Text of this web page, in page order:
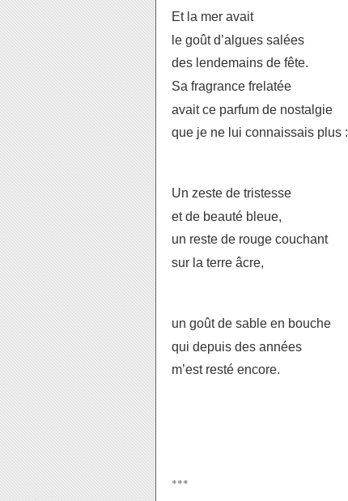
Et la mer avait
le goût d’algues salées
des lendemains de fête.
Sa fragrance frelatée
avait ce parfum de nostalgie
que je ne lui connaissais plus :
Un zeste de tristesse
et de beauté bleue,
un reste de rouge couchant
sur la terre âcre,
un goût de sable en bouche
qui depuis des années
m’est resté encore.
***